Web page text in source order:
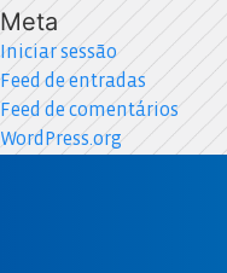
Meta
Iniciar sessão
Feed de entradas
Feed de comentários
WordPress.org